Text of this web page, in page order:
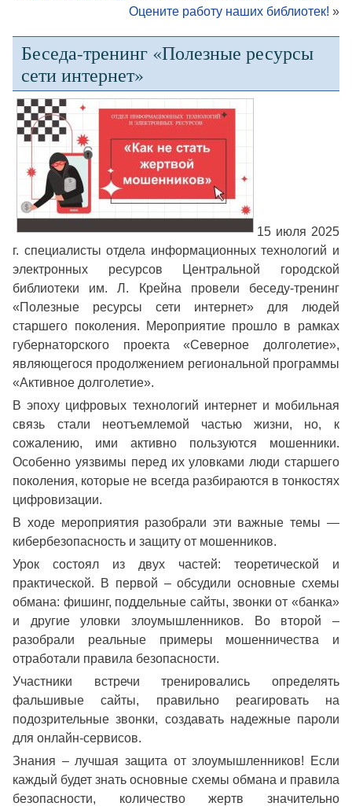
Оцените работу наших библиотек! »
Беседа-тренинг «Полезные ресурсы
сети интернет»
15 июля 2025
г. специалисты отдела информационных технологий и
электронных ресурсов Центральной городской
библиотеки им. Л. Крейна провели беседу-тренинг
«Полезные ресурсы сети интернет» для людей
старшего поколения. Мероприятие прошло в рамках
губернаторского проекта «Северное долголетие»,
являющегося продолжением региональной программы
«Активное долголетие».
В эпоху цифровых технологий интернет и мобильная
связь стали неотъемлемой частью жизни, но, к
сожалению, ими активно пользуются мошенники.
Особенно уязвимы перед их уловками люди старшего
поколения, которые не всегда разбираются в тонкостях
цифровизации.
В ходе мероприятия разобрали эти важные темы —
кибербезопасность и защиту от мошенников.
Урок состоял из двух частей: теоретической и
практической. В первой – обсудили основные схемы
обмана: фишинг, поддельные сайты, звонки от «банка»
и другие уловки злоумышленников. Во второй –
разобрали реальные примеры мошенничества и
отработали правила безопасности.
Участники встречи тренировались определять
фальшивые сайты, правильно реагировать на
подозрительные звонки, создавать надежные пароли
для онлайн-сервисов.
Знания – лучшая защита от злоумышленников! Если
каждый будет знать основные схемы обмана и правила
безопасности, количество жертв значительно